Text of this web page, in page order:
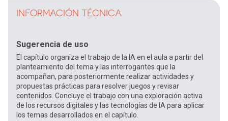
INFORMACIÓN TÉCNICA
Sugerencia de uso
El capítulo organiza el trabajo de la IA en el aula a partir del
planteamiento del tema y las interrogantes que la
acompañan, para posteriormente realizar actividades y
propuestas prácticas para resolver juegos y revisar
contenidos. Concluye el trabajo con una exploración activa
de los recursos digitales y las tecnologías de IA para aplicar
los temas desarrollados en el capítulo.